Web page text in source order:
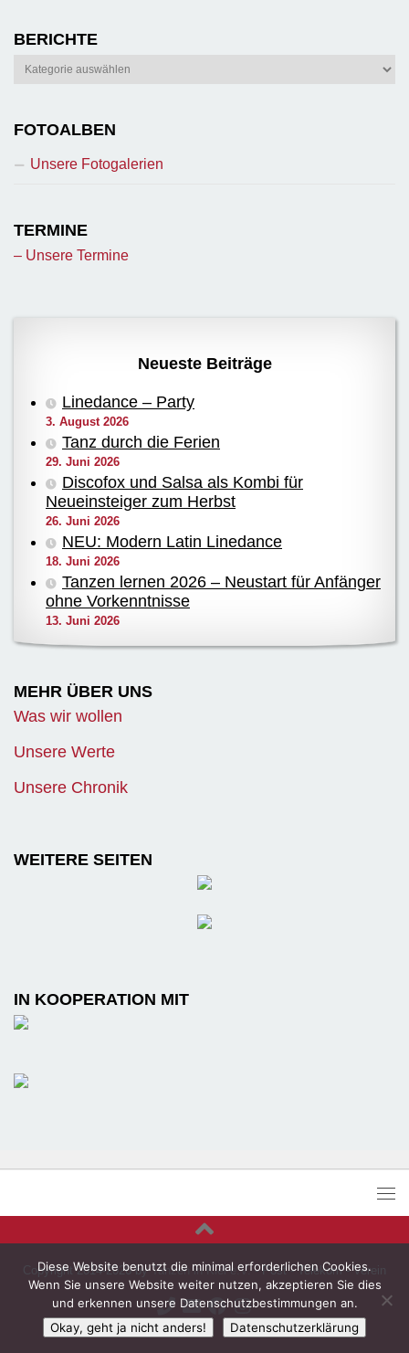
BERICHTE
Berichte
FOTOALBEN
Unsere Fotogalerien
TERMINE
– Unsere Termine
Neueste Beiträge
Linedance – Party
3. August 2026
Tanz durch die Ferien
29. Juni 2026
Discofox und Salsa als Kombi für
Neueinsteiger zum Herbst
26. Juni 2026
NEU: Modern Latin Linedance
18. Juni 2026
Tanzen lernen 2026 – Neustart für Anfänger
ohne Vorkenntnisse
13. Juni 2026
MEHR ÜBER UNS
Was wir wollen
Unsere Werte
Unsere Chronik
WEITERE SEITEN
IN KOOPERATION MIT
Copyright 2014-2026 byTanzen in Kiel e.V.- Post - Telekom - Verein
Diese Website benutzt die minimal erforderlichen Cookies.
Wenn Sie unsere Website weiter nutzen, akzeptieren Sie dies
und erkennen unsere Datenschutzbestimmungen an.
Okay, geht ja nicht anders!
Datenschutzerklärung